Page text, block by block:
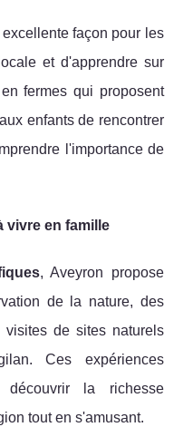
façon pour les
et d'apprendre sur
fermes qui proposent
enfants de rencontrer
l'importance de
vivre en famille
, Aveyron propose
de la nature, des
visites de sites naturels
Ces expériences
la richesse
tout en s'amusant.